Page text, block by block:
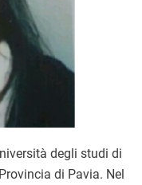
degli studi di
di Pavia. Nel